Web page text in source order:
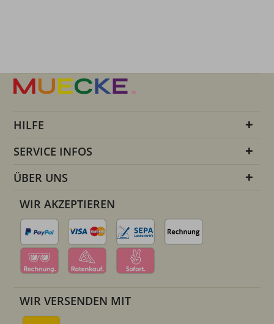
HILFE
SERVICE INFOS
ÜBER UNS
WIR AKZEPTIEREN
WIR VERSENDEN MIT